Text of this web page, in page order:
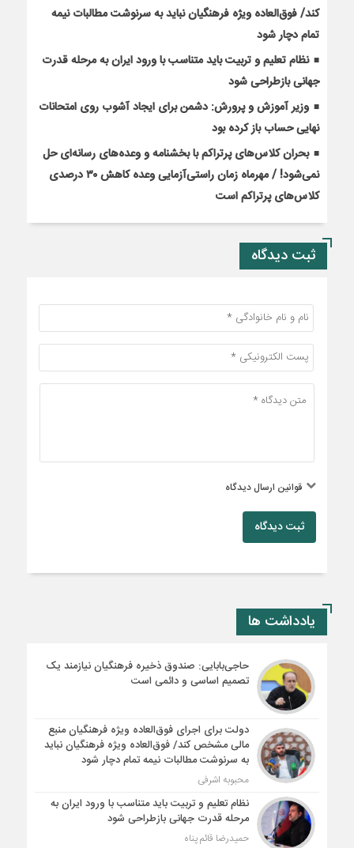
کند/ فوق‌العاده ویژه فرهنگیان نباید به سرنوشت مطالبات نیمه‌
تمام دچار شود
نظام تعلیم و تربیت باید متناسب با ورود ایران به مرحله قدرت
جهانی بازطراحی شود
وزیر آموزش و پرورش: دشمن برای ایجاد آشوب روی امتحانات
نهایی حساب باز کرده بود
بحران کلاس‌های پرتراکم با بخشنامه و وعده‌های رسانه‌ای حل
نمی‌شود! / مهرماه زمان راستی‌آزمایی وعده کاهش ۳۰ درصدی
کلاس‌های پرتراکم است
ثبت دیدگاه
قوانین ارسال دیدگاه
ثبت دیدگاه
یادداشت ها
حاجی‌بابایی: صندوق ذخیره فرهنگیان نیازمند یک
تصمیم اساسی و دائمی است
دولت برای اجرای فوق‌العاده ویژه فرهنگیان منبع
مالی مشخص کند/ فوق‌العاده ویژه فرهنگیان نباید
به سرنوشت مطالبات نیمه‌ تمام دچار شود
محبوبه اشرفی
نظام تعلیم و تربیت باید متناسب با ورود ایران به
مرحله قدرت جهانی بازطراحی شود
حمیدرضا قائم پناه